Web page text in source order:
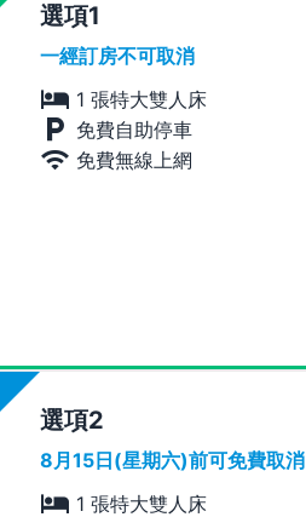
選項
一經訂房不可取消
1 張特大雙人床
免費自助停車
免費無線上網
選項
8月15日(星期六)前可免費取消
1 張特大雙人床